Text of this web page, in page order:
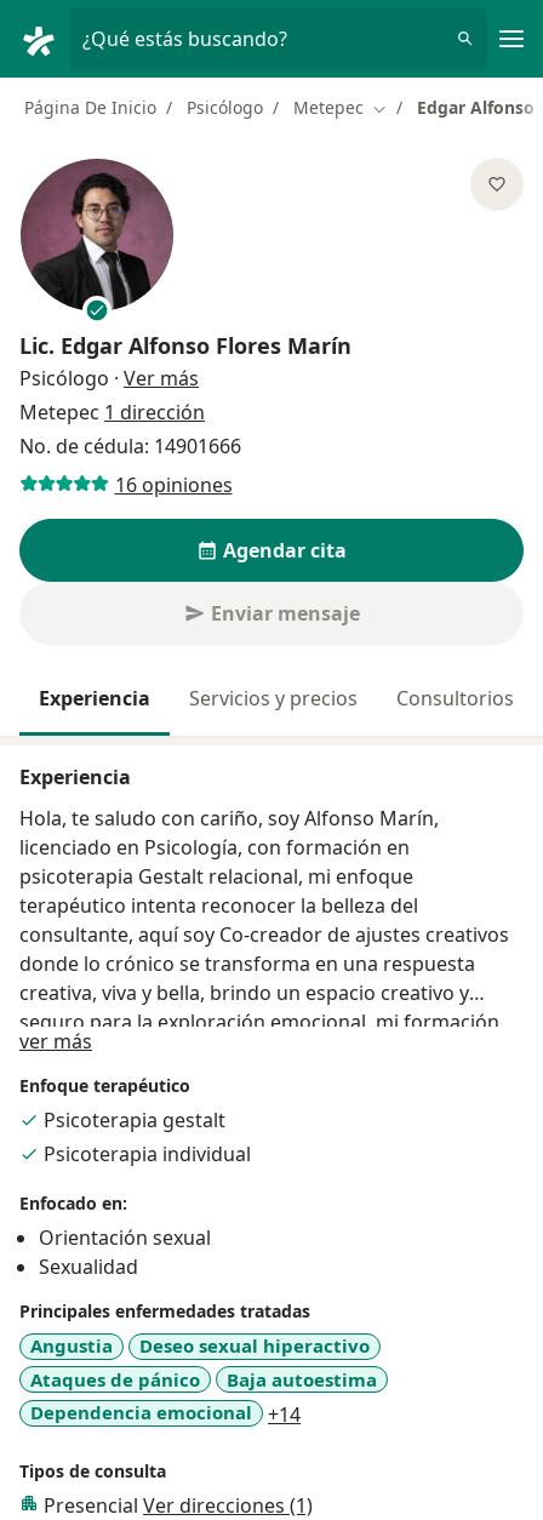
¿Qué estás buscando?
Página De Inicio Psicólogo Metepec Cambiar de ciudad
Edgar Alfonso
Lic. Edgar Alfonso Flores Marín
Psicólogo · Ver más
Metepec 1 dirección
No. de cédula: 14901666
16 opiniones
Agendar cita
Enviar mensaje
Experiencia Servicios y precios Consultorios
Experiencia
Hola, te saludo con cariño, soy Alfonso Marín,
licenciado en Psicología, con formación en
psicoterapia Gestalt relacional, mi enfoque
terapéutico intenta reconocer la belleza del
consultante, aquí soy Co-creador de ajustes creativos
donde lo crónico se transforma en una respuesta
creativa, viva y bella, brindo un espacio creativo y
seguro para la exploración emocional, mi formación
me permite trabajar con grupos, personas adultas y
adolescentes, acompaño en procesos de desarrollo
personal, identidad y orientación sexual, me apasiona
la lectura y el crecimiento humano, y encuentro en la
terapia un camino para aportar al bienestar y la
autenticidad de quienes acompaño.
ver más
Enfoque terapéutico
Psicoterapia gestalt
Psicoterapia individual
Enfocado en:
Orientación sexual
Sexualidad
Principales enfermedades tratadas
Angustia
Deseo sexual hiperactivo
Ataques de pánico
Baja autoestima
Dependencia emocional
+14a11y_sr_more_diseases
Tipos de consulta
Presencial Ver direcciones (1)